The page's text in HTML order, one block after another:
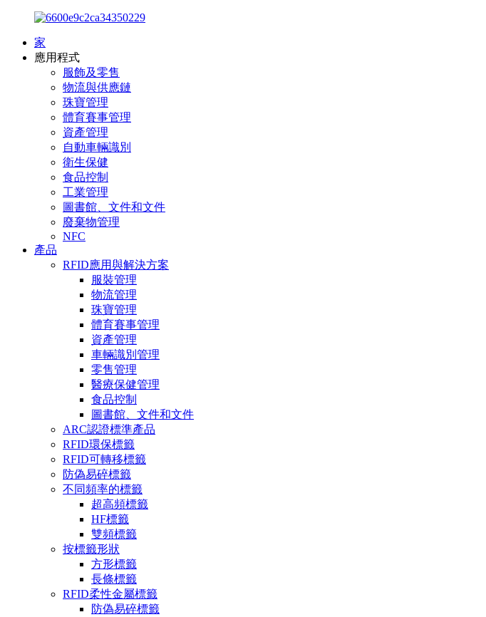
家
應用程式
服飾及零售
物流與供應鏈
珠寶管理
體育賽事管理
資產管理
自動車輛識別
衛生保健
食品控制
工業管理
圖書館、文件和文件
廢棄物管理
NFC
產品
RFID應用與解決方案
服裝管理
物流管理
珠寶管理
體育賽事管理
資產管理
車輛識別管理
零售管理
醫療保健管理
食品控制
圖書館、文件和文件
ARC認證標準產品
RFID環保標籤
RFID可轉移標籤
防偽易碎標籤
不同頻率的標籤
超高頻標籤
HF標籤
雙頻標籤
按標籤形狀
方形標籤
長條標籤
RFID柔性金屬標籤
防偽易碎標籤